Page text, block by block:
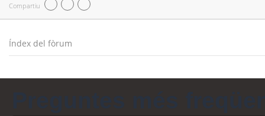
Compartiu
Índex del fòrum